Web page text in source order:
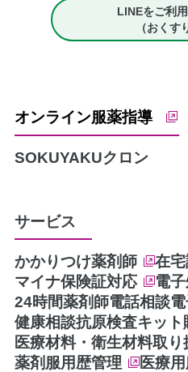
LINEをご利
（おくす
オンライン服薬指導
SOKUYAKUクロン
サービス
かかりつけ薬剤師
在
マイナ保険証対応
電
24時間薬剤師電話相談
健康相談抗原検査キット
医療材料・衛生材料取り
薬剤服用歴管理
医療